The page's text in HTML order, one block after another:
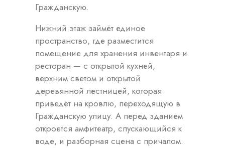
Гражданскую.
Нижний этаж займёт единое
пространство, где разместится
помещение для хранения инвентаря и
ресторан — с открытой кухней,
верхним светом и открытой
деревянной лестницей, которая
приведёт на кровлю, переходящую в
Гражданскую улицу. А перед зданием
откроется амфитеатр, спускающийся к
воде, и разборная сцена с причалом.